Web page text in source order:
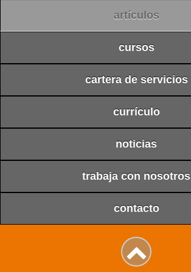
artículos
cursos
cartera de servicios
currículo
noticias
trabaja con nosotros
contacto